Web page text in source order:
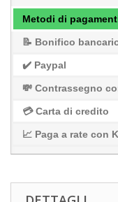
Metodi di
📝 Bonifico
✔️ Paypal
💸 Contrassegno
💳 Carta di credito
📈 Paga a rate con